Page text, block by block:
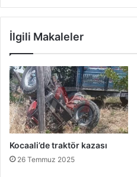
İlgili Makaleler
Kocaali’de traktör kazası
26 Temmuz 2025